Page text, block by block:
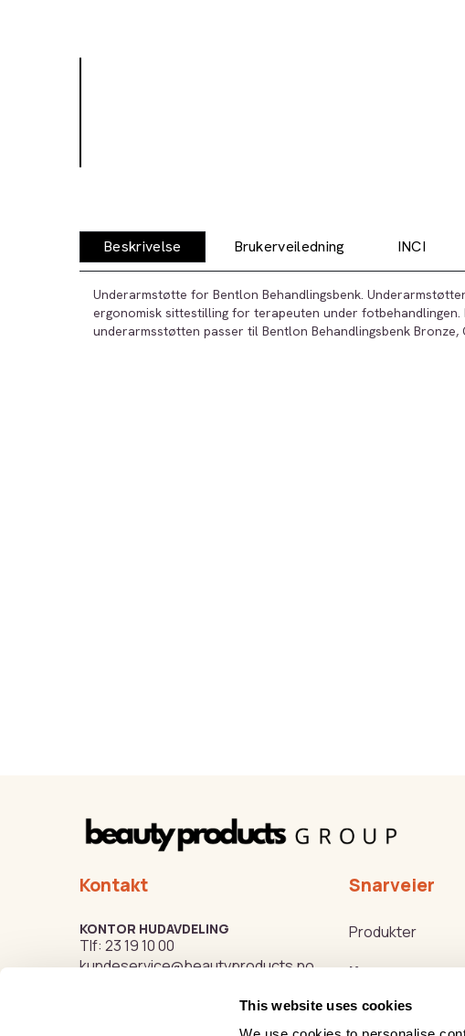
This website uses cookies
Beskrivelse Brukerveiledning INCI
Underarmstøtte for Bentlon Behandlingsbenk.
ergonomisk sittestilling for terapeuten under fotbehandlingen.
underarmsstøtten passer til Bentlon Behandlingsbenk Bronze,
Kontakt
KONTOR HUDAVDELING
Tlf: 23 19 10 00
kundeservice@beautyproducts.no
Snarveier
Produkter
Kurs
Varemerker